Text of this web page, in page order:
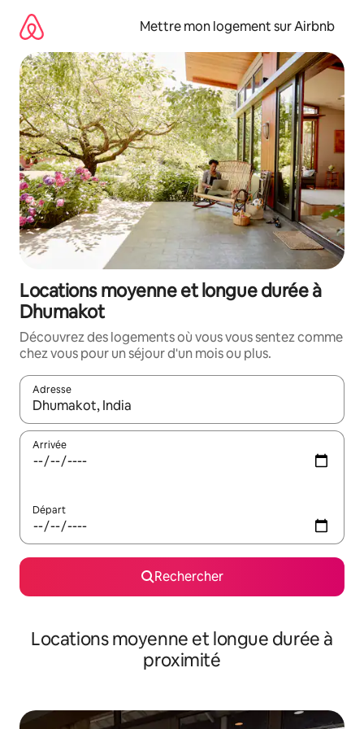
directement
contenu
Mettre mon logement sur Airbnb
Locations moyenne et longue durée à
Dhumakot
Découvrez des logements où vous vous sentez comme
chez vous pour un séjour d'un mois ou plus.
Adresse
Lorsque les résultats s'affichent, utilisez les flèches vers le
Arrivée
Départ
Rechercher
Locations moyenne et longue durée à
proximité